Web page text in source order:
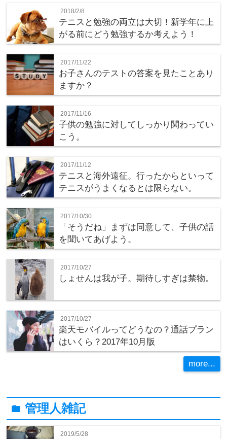
2018/2/8
テニスと勉強の両立は大切！新学年に上
がる前にどう勉強するか考えよう！
2017/11/22
お子さんのテストの答案を見たことあり
ますか？
2017/11/16
子供の勉強に対してしっかり関わってい
こう。
2017/11/12
テニスと海外遠征。行ったからといって
テニスがうまくなるとは限らない。
2017/10/30
「そうだね」まずは同意して、子供の話
を聞いてあげよう。
2017/10/27
しょせんは我が子。期待しすぎは禁物。
2017/10/27
楽天モバイルってどうなの？通話プラン
はいくら？2017年10月版
more...
folder管理人雑記
2019/5/28